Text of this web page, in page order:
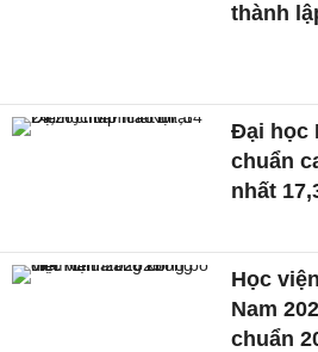
thành
Đại học
chuẩn
nhất
Học
Nam
chuẩn